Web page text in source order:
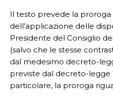
Il testo prevede la proroga
dell’applicazione delle
Presidente del Consiglio
(salvo che le stesse
dal medesimo decreto-
previste dal decreto-legge
particolare, la proroga